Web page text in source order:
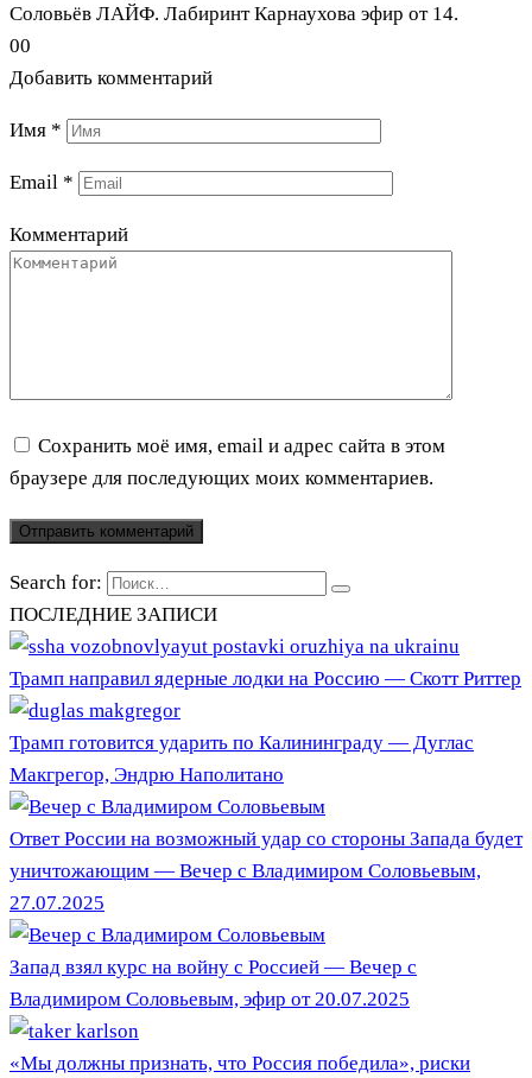
Соловьёв ЛАЙФ. Лабиринт Карнаухова эфир от 14.
00
Добавить комментарий
Имя *
Email *
Комментарий
Сохранить моё имя, email и адрес сайта в этом
браузере для последующих моих комментариев.
Search for:
ПОСЛЕДНИЕ ЗАПИСИ
Трамп направил ядерные лодки на Россию — Скотт Риттер
Трамп готовится ударить по Калининграду — Дуглас
Макгрегор, Эндрю Наполитано
Ответ России на возможный удар со стороны Запада будет
уничтожающим — Вечер с Владимиром Соловьевым,
27.07.2025
Запад взял курс на войну с Россией — Вечер с
Владимиром Соловьевым, эфир от 20.07.2025
«Мы должны признать, что Россия победила», риски